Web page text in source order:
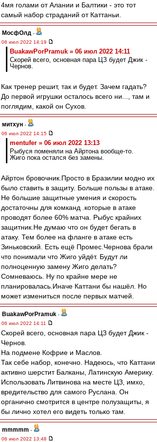
4мя голами от Алании и Балтики - это тот
самый набор страданий от Каттаньи.
МосфОлд -
06 июл 2022 14:19
BuakawPorPramuk » 06 июл 2022 14:11
Скорей всего, основная пара ЦЗ будет Джик -
Чернов.
Как тренер решит, так и будет. Зачем гадать?
До первой игрушки осталось всего ни..., там и
поглядим, какой он Сухов.
митхун -
06 июл 2022 14:15
mentufer » 06 июл 2022 13:13
Рыбуся поменяли на Айртона вообще-то.
Жиго пока остался без замены.
Айртон бровочник.Просто в Бразилии модно их
было ставить в защиту. Больше пользы в атаке.
Не большие защитные умения и скорость
достаточны для комканд .которые в атаке
проводят более 60% матча. Рыбус крайних
защитник.Не думаю что он будет бегать в
атаку. Тем более на фланге в атаке есть
Зиньковский. Есть ещё Промес.Чернова брали
что понимали что Жиго уйдёт. Будут ли
полноценную замену Жиго делать?
Сомневаюсь. Ну по крайне мере не
планировалась.Иначе Каттани бы нашёл. Но
может измениться после первых матчей.
BuakawPorPramuk -
06 июл 2022 14:11
Скорей всего, основная пара ЦЗ будет Джик -
Чернов.
На подмене Кофрие и Маслов.
Так себе набор, конечно. Надеюсь, что Каттани
активно шерстит Балканы, Латинскую Америку.
Использовать Литвинова на месте ЦЗ, имхо,
вредительство для самого Руслана. Он
органично смотрится в центре полузащиты, я
бы лично хотел его видеть только там.
mmmmm -
06 июл 2022 13:48